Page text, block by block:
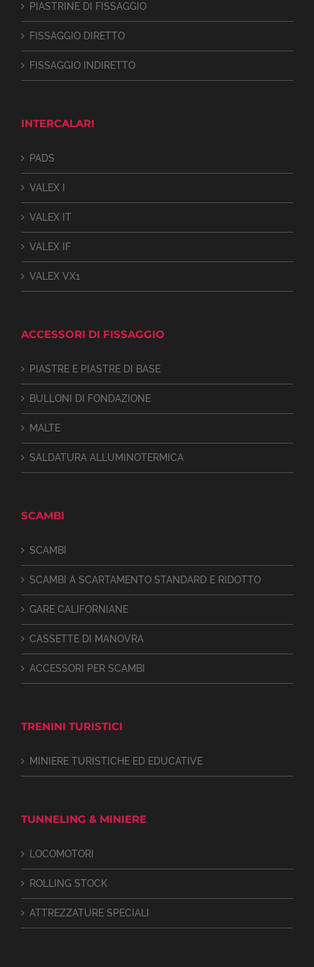
PIASTRINE DI FISSAGGIO
FISSAGGIO DIRETTO
FISSAGGIO INDIRETTO
INTERCALARI
PADS
VALEX I
VALEX IT
VALEX IF
VALEX VX1
ACCESSORI DI FISSAGGIO
PIASTRE E PIASTRE DI BASE
BULLONI DI FONDAZIONE
MALTE
SALDATURA ALLUMINOTERMICA
SCAMBI
SCAMBI
SCAMBI A SCARTAMENTO STANDARD E RIDOTTO
GARE CALIFORNIANE
CASSETTE DI MANOVRA
ACCESSORI PER SCAMBI
TRENINI TURISTICI
MINIERE TURISTICHE ED EDUCATIVE
TUNNELING & MINIERE
LOCOMOTORI
ROLLING STOCK
ATTREZZATURE SPECIALI